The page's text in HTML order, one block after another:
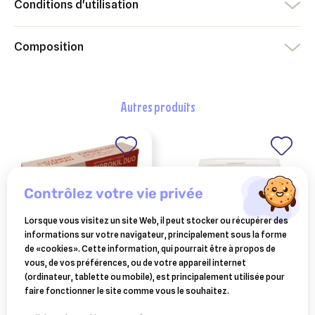
Conditions d'utilisation
Composition
autres produits
fiprokil duo 50mg/60mg
spot-on chat boite de 4
pipettes
terre de diatomée anti-
gale le fermier – 5 kg
contrôlez votre vie privée
Lorsque vous visitez un site Web, il peut stocker ou récupérer des
informations sur votre navigateur, principalement sous la forme
de «cookies». Cette information, qui pourrait être à propos de
vous, de vos préférences, ou de votre appareil internet
(ordinateur, tablette ou mobile), est principalement utilisée pour
faire fonctionner le site comme vous le souhaitez.